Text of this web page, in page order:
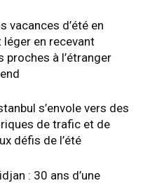
vacances d’été en
léger en recevant
proches à l’étranger
s’envole vers des
de trafic et de
défis de l’été
: 30 ans d’une